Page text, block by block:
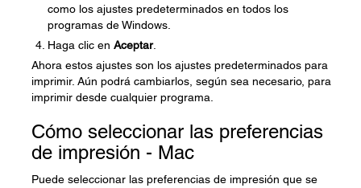
como los ajustes predeterminados en todos los
programas de Windows.
Haga clic en Aceptar.
Ahora estos ajustes son los ajustes predeterminados para
imprimir. Aún podrá cambiarlos, según sea necesario, para
imprimir desde cualquier programa.
Cómo seleccionar las preferencias
de impresión - Mac
Puede seleccionar las preferencias de impresión que se